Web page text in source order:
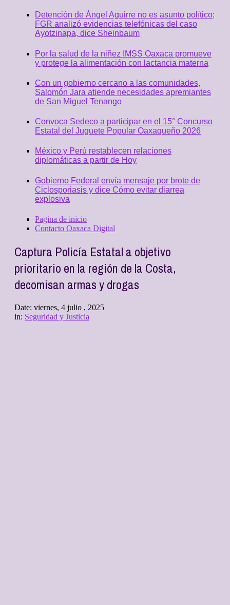
Detención de Ángel Aguirre no es asunto político;
FGR analizó evidencias telefónicas del caso
Ayotzinapa, dice Sheinbaum
Por la salud de la niñez IMSS Oaxaca promueve
y protege la alimentación con lactancia materna
Con un gobierno cercano a las comunidades,
Salomón Jara atiende necesidades apremiantes
de San Miguel Tenango
Convoca Sedeco a participar en el 15° Concurso
Estatal del Juguete Popular Oaxaqueño 2026
México y Perú restablecen relaciones
diplomáticas a partir de Hoy
Gobierno Federal envía mensaje por brote de
Ciclosporiasis y dice Cómo evitar diarrea
explosiva
Pagina de inicio
Contacto Oaxaca Digital
Captura Policía Estatal a objetivo
prioritario en la región de la Costa,
decomisan armas y drogas
Date: viernes, 4 julio , 2025
in: Seguridad y Justicia